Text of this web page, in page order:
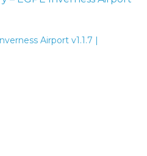
Airport v1.1.7 |